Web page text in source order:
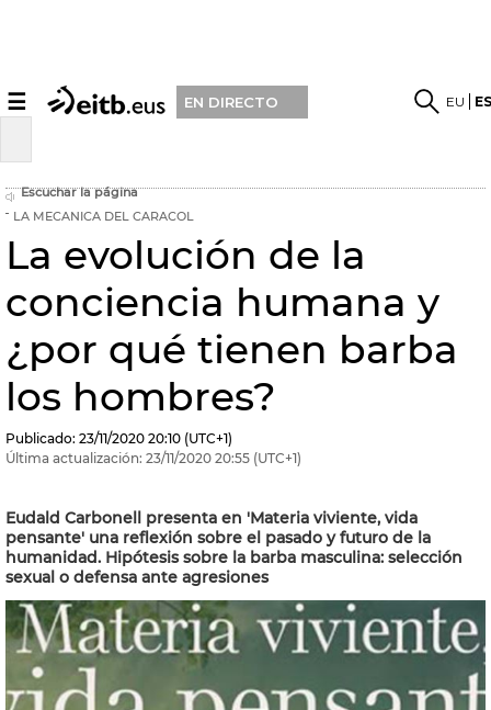
☰ EN DIRECTO EU
Escuchar la página
LA MECANICA DEL CARACOL
La evolución de la
conciencia humana y
¿por qué tienen barba
los hombres?
Publicado: 23/11/2020 20:10 (UTC+1)
Última actualización: 23/11/2020 20:55 (UTC+1)
Eudald Carbonell presenta en 'Materia viviente, vida
pensante' una reflexión sobre el pasado y futuro de la
humanidad. Hipótesis sobre la barba masculina: selección
sexual o defensa ante agresiones